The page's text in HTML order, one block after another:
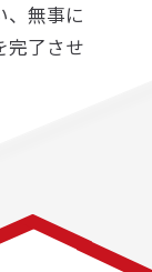
、無事に
完了させ